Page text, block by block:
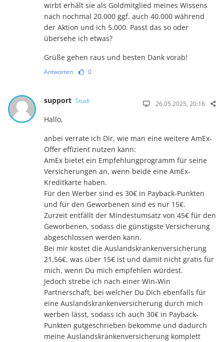
wirbt erhält sie als Goldmitglied meines Wissens
nach nochmal 20.000 ggf. auch 40.000 während
der Aktion und ich 5.000. Passt das so oder
übersehe ich etwas?
Grüße gehen raus und besten Dank vorab!
Antworten 0
support Studi 26.05.2025, 20:16
Hallo,
anbei verrate ich Dir, wie man eine weitere AmEx-
Offer effizient nutzen kann:
AmEx bietet ein Empfehlungprogramm für seine
Versicherungen an, wenn beide eine AmEx-
Kreditkarte haben.
Für den Werber sind es 30€ in Payback-Punkten
und für den Geworbenen sind es nur 15€.
Zurzeit entfällt der Mindestumsatz von 45€ für den
Geworbenen, sodass die günstigste Versicherung
abgeschlossen werden kann.
Bei mir kostet die Auslandskrankenversicherung
21,56€, was über 15€ ist und damit nicht gratis für
mich, wenn Du mich empfehlen würdest.
Jedoch strebe ich nach einer Win-Win
Partnerschaft, bei welcher Du Dich ebenfalls für
eine Auslandskrankenversicherung durch mich
werben lässt, sodass ich auch 30€ in Payback-
Punkten gutgeschrieben bekomme und dadurch
meine Auslandskrankenversicherung komplett